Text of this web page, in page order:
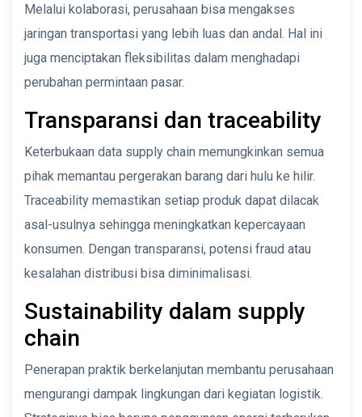
Melalui kolaborasi, perusahaan bisa mengakses
jaringan transportasi yang lebih luas dan andal. Hal ini
juga menciptakan fleksibilitas dalam menghadapi
perubahan permintaan pasar.
Transparansi dan traceability
Keterbukaan data supply chain memungkinkan semua
pihak memantau pergerakan barang dari hulu ke hilir.
Traceability memastikan setiap produk dapat dilacak
asal-usulnya sehingga meningkatkan kepercayaan
konsumen. Dengan transparansi, potensi fraud atau
kesalahan distribusi bisa diminimalisasi.
Sustainability dalam supply
chain
Penerapan praktik berkelanjutan membantu perusahaan
mengurangi dampak lingkungan dari kegiatan logistik.